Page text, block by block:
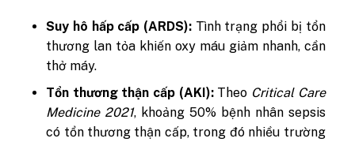
Suy hô hấp cấp (ARDS): Tình trạng phổi bị tổn
thương lan tỏa khiến oxy máu giảm nhanh, cần
thở máy.
Tổn thương thận cấp (AKI):Theo Critical Care
Medicine 2021, khoảng 50% bệnh nhân sepsis
có tổn thương thận cấp, trong đó nhiều trường